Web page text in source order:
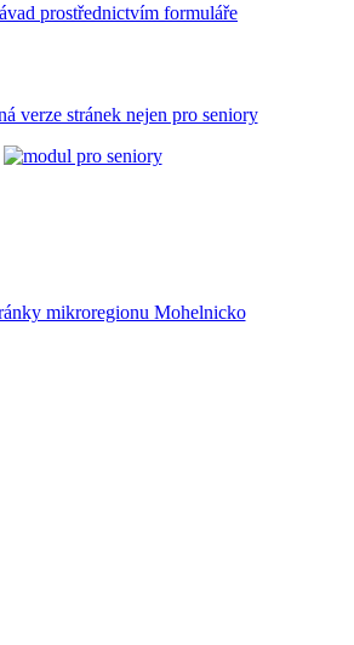
prostřednictvím formuláře
verze stránek nejen pro seniory
mikroregionu Mohelnicko